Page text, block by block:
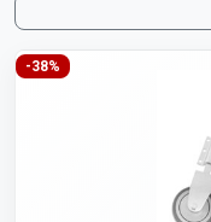
-38%